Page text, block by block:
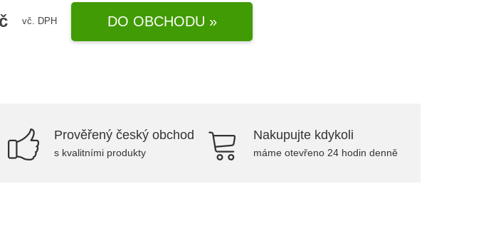
vč. DPH DO OBCHODU »
Prověřený český obchod
s kvalitními produkty
Nakupujte kdykoli
máme otevřeno 24 hodin denně